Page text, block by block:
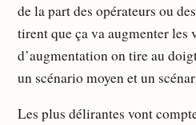
de la part des opérateurs ou
tirent que ça va augmenter les
d’augmentation on tire au
un scénario moyen et un
Les plus délirantes vont